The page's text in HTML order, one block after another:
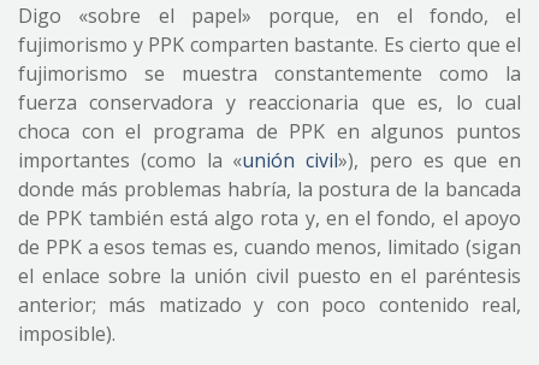
Digo «sobre el papel» porque, en el fondo, el
fujimorismo y PPK comparten bastante. Es cierto que el
fujimorismo se muestra constantemente como la
fuerza conservadora y reaccionaria que es, lo cual
choca con el programa de PPK en algunos puntos
importantes (como la «unión civil»), pero es que en
donde más problemas habría, la postura de la bancada
de PPK también está algo rota y, en el fondo, el apoyo
de PPK a esos temas es, cuando menos, limitado (sigan
el enlace sobre la unión civil puesto en el paréntesis
anterior; más matizado y con poco contenido real,
imposible).